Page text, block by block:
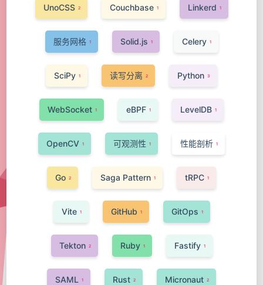
UnoCSS 2 Couchbase 1 Linkerd 1
服务网格 1 Solid.js 1 Celery 1
SciPy 1 读写分离 2 Python 3
WebSocket 1 eBPF 1 LevelDB 1
OpenCV 1 可观测性 1 性能剖析 1
Go 2 Saga Pattern 1 tRPC 1
Vite 1 GitHub 1 GitOps 1
Tekton 2 Ruby 1 Fastify 1
SAML 1 Rust 2 Micronaut 2